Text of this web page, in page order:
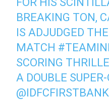
BREAKING TON,
IS ADJUDGED
MATCH
SCORING
A DOUBLE
@IDFCFIRSTBANK